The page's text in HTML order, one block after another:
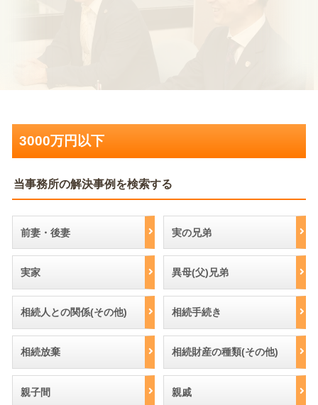
3000万円以下
当事務所の解決事例を検索する
前妻・後妻 実の兄弟
実家 異母(父)兄弟
相続人との関係(その他) 相続手続き
相続放棄 相続財産の種類(その他)
親子間 親戚